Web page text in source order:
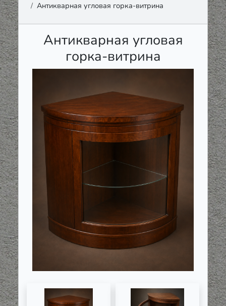
Антикварная угловая горка-витрина
Антикварная угловая
горка-витрина